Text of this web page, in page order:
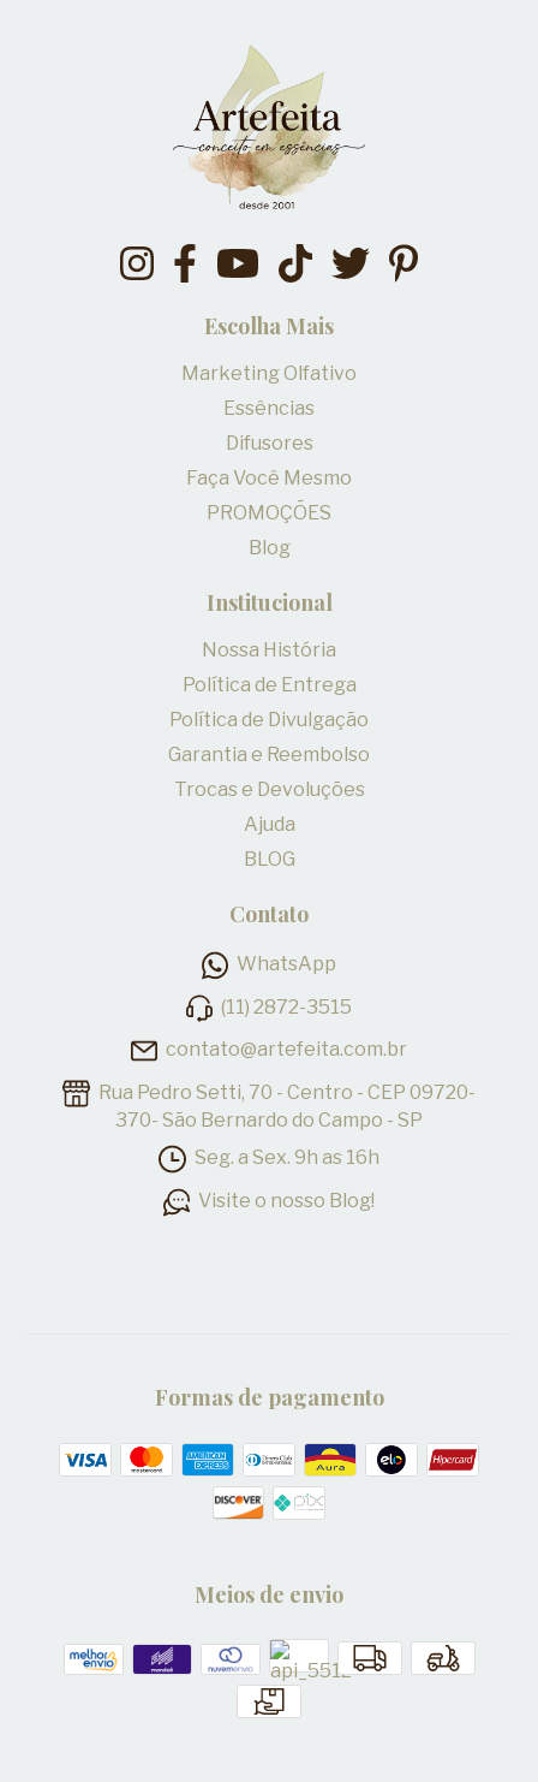
Escolha Mais
Marketing Olfativo
Essências
Difusores
Faça Você Mesmo
PROMOÇÕES
Blog
Institucional
Nossa História
Política de Entrega
Política de Divulgação
Garantia e Reembolso
Trocas e Devoluções
Ajuda
BLOG
Contato
WhatsApp
(11) 2872-3515
contato@artefeita.com.br
Rua Pedro Setti, 70 - Centro - CEP 09720-
370- São Bernardo do Campo - SP
Seg. a Sex. 9h as 16h
Visite o nosso Blog!
Formas de pagamento
Meios de envio